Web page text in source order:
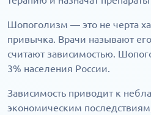
Шопоголизм — это не черта
привычка. Врачи называют
считают зависимостью.
3% населения России.
Зависимость приводит к
экономическим